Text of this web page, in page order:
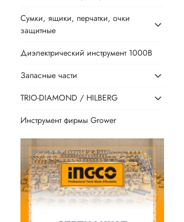
Сумки, ящики, перчатки, очки
защитные
Диэлектрический инструмент 1000В
Запасные части
TRIO-DIAMOND / HILBERG
Инструмент фирмы Grower